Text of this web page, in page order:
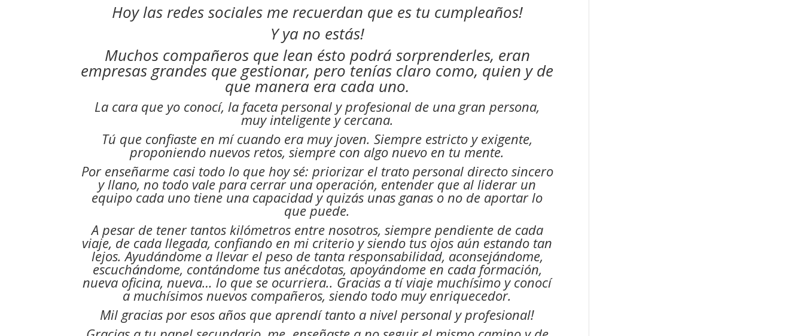
Hoy las redes sociales me recuerdan que es tu cumpleaños!
Y ya no estás!
Muchos compañeros que lean ésto podrá sorprenderles, eran
empresas grandes que gestionar, pero tenías claro como, quien y de
que manera era cada uno.
La cara que yo conocí, la faceta personal y profesional de una gran persona,
muy inteligente y cercana.
Tú que confiaste en mí cuando era muy joven. Siempre estricto y exigente,
proponiendo nuevos retos, siempre con algo nuevo en tu mente.
Por enseñarme casi todo lo que hoy sé: priorizar el trato personal directo sincero
y llano, no todo vale para cerrar una operación, entender que al liderar un
equipo cada uno tiene una capacidad y quizás unas ganas o no de aportar lo
que puede.
A pesar de tener tantos kilómetros entre nosotros, siempre pendiente de cada
viaje, de cada llegada, confiando en mi criterio y siendo tus ojos aún estando tan
lejos. Ayudándome a llevar el peso de tanta responsabilidad, aconsejándome,
escuchándome, contándome tus anécdotas, apoyándome en cada formación,
nueva oficina, nueva… lo que se ocurriera.. Gracias a tí viaje muchísimo y conocí
a muchísimos nuevos compañeros, siendo todo muy enriquecedor.
Mil gracias por esos años que aprendí tanto a nivel personal y profesional!